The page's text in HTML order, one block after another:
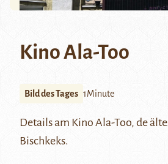
Kino Ala-Too
Bild des Tages 1Minute
Details am Kino Ala-Too, de
Bischkeks.